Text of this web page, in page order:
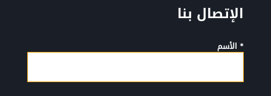
الإتصال بنا
* الأسم